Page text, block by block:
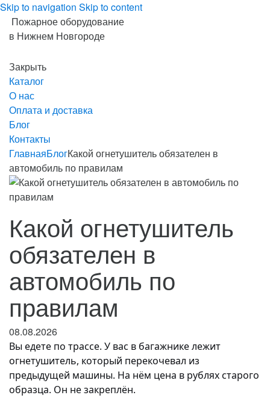
Skip to navigation Skip to content
Пожарное оборудование
в Нижнем Новгороде
Закрыть
Каталог
О нас
Оплата и доставка
Блог
Контакты
ГлавнаяБлогКакой огнетушитель обязателен в
автомобиль по правилам
Какой огнетушитель
обязателен в
автомобиль по
правилам
08.08.2026
Вы едете по трассе. У вас в багажнике лежит
огнетушитель, который перекочевал из
предыдущей машины. На нём цена в рублях старого
образца. Он не закреплён.